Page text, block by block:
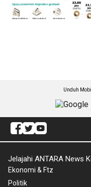
Unduh
Jelajahi ANTARA News
Ekonomi & Ftz
Politik